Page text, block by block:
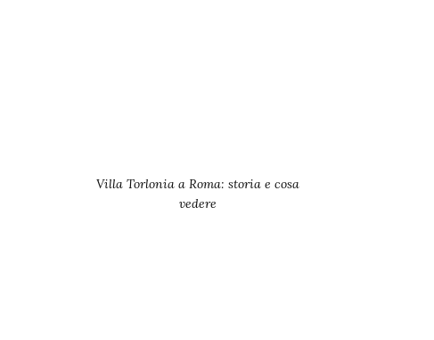
Villa Torlonia a Roma: storia e cosa
vedere